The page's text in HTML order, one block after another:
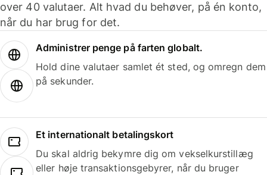
over 40 valutaer. Alt hvad du behøver, på én konto,
når du har brug for det.
Administrer penge på farten globalt.
Hold dine valutaer samlet ét sted, og omregn dem
på sekunder.
Et internationalt betalingskort
Du skal aldrig bekymre dig om vekselkurstillæg
eller høje transaktionsgebyrer, når du bruger